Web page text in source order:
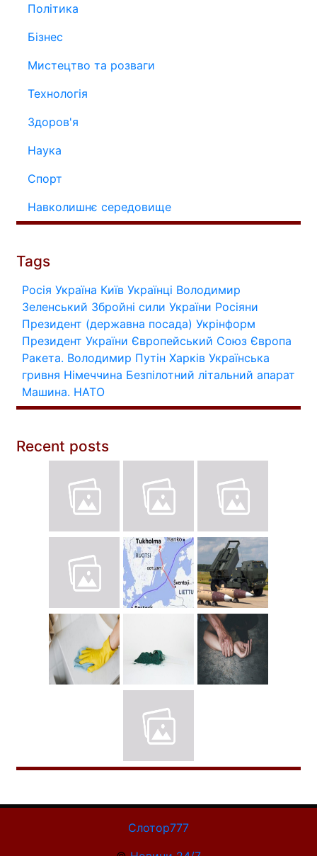
Політика
Бізнес
Мистецтво та розваги
Технологія
Здоров'я
Наука
Спорт
Навколишнє середовище
Tags
Росія Україна Київ Українці Володимир
Зеленський Збройні сили України Росіяни
Президент (державна посада) Укрінформ
Президент України Європейський Союз Європа
Ракета. Володимир Путін Харків Українська
гривня Німеччина Безпілотний літальний апарат
Машина. НАТО
Recent posts
Слотор777